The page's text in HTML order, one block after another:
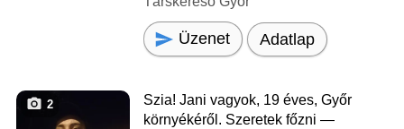
Üzenet Adatlap
2
Szia! Jani vagyok, 19 éves, Győr
környékéről. Szeretek főzni —